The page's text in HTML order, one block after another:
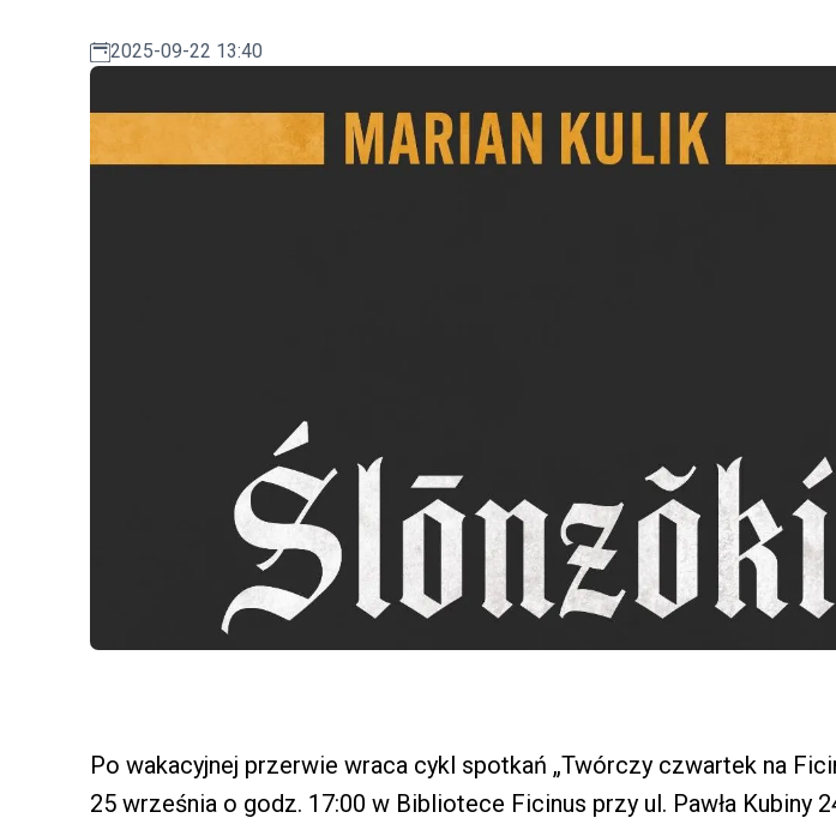
2025-09-22 13:40
Po wakacyjnej przerwie wraca cykl spotkań „Twórczy czwartek na
25 września o godz. 17:00 w Bibliotece Ficinus przy ul. Pawła Kubiny